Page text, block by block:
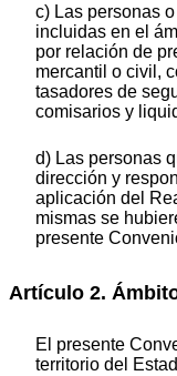
c) Las personas
incluidas en el
por relación de
mercantil o civil,
tasadores de
comisarios y
d) Las personas
dirección y
aplicación del
mismas se
presente
Artículo 2.
El presente
territorio del